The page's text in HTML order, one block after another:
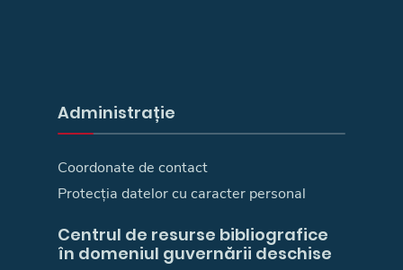
Administrație
Coordonate de contact
Protecția datelor cu caracter personal
Centrul de resurse bibliografice
în domeniul guvernării deschise